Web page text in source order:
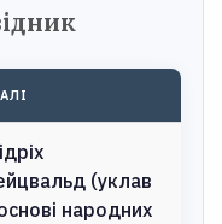
(уклав
народних